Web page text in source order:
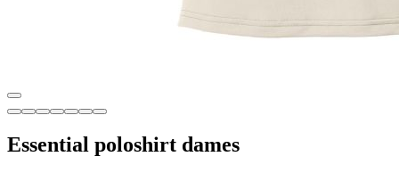
Essential poloshirt dames